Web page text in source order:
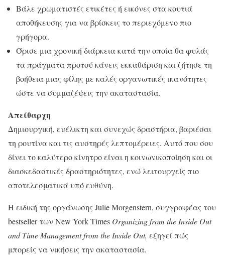
Βάλε χρωματιστές ετικέτες ή εικόνες στα κουτιά
αποθήκευσης για να βρίσκεις το περιεχόμενο πιο
γρήγορα.
Όρισε μια χρονική διάρκεια κατά την οποία θα φυλάς
τα πράγματα προτού κάνεις εκκαθάριση και ζήτησε τη
βοήθεια μιας φίλης με καλές οργανωτικές ικανότητες
ώστε να συμμαζέψεις την ακαταστασία.
Απείθαρχη
Δημιουργική, ευέλικτη και συνεχώς δραστήρια, βαριέσαι
τη ρουτίνα και τις αυστηρές λεπτομέρειες. Αυτό που σου
δίνει το καλύτερο κίνητρο είναι η κοινωνικοποίηση και οι
διασκεδαστικές δραστηριότητες, ενώ λειτουργείς πιο
αποτελεσματικά υπό ευθύνη.
Η ειδική της οργάνωσης Julie Morgenstern, συγγραφέας του
bestseller των New York Times Οrganizing from the Inside Out
and Time Management from the Inside Out, εξηγεί πώς
μπορείς να νικήσεις την ακαταστασία.